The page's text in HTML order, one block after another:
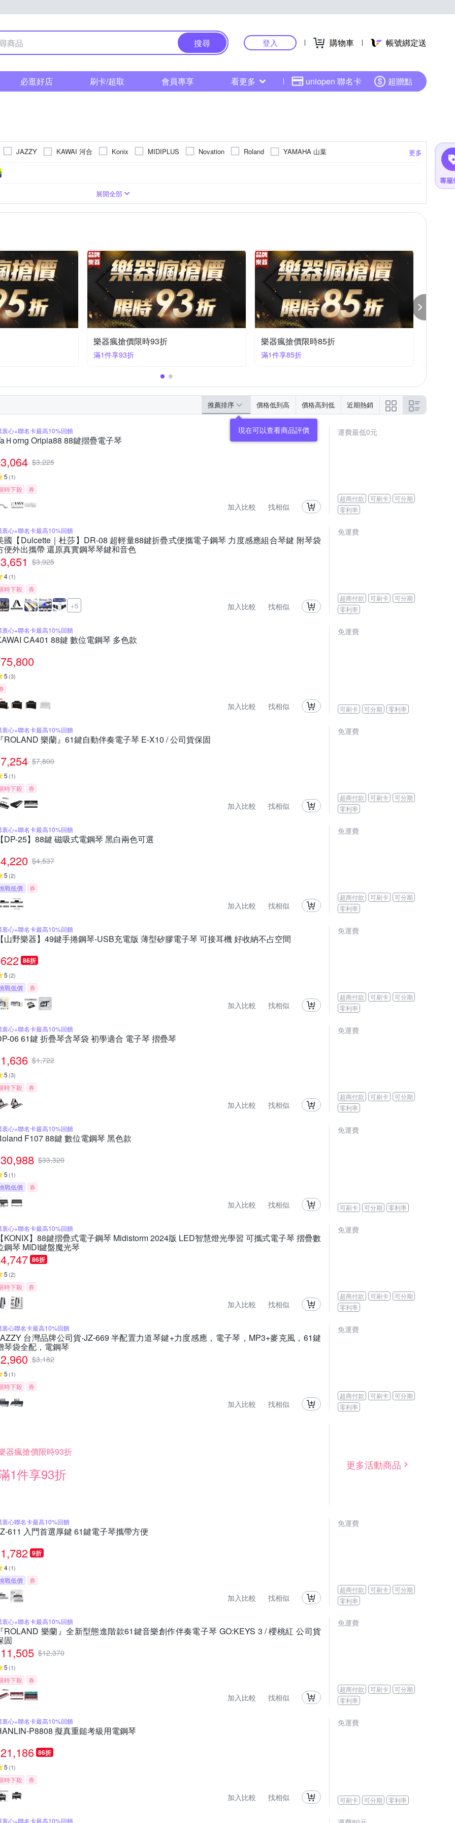
搜尋 登入 購物車 帳號綁定送
必逛好店 刷卡/超取 會員專享 看更多 uniopen 聯名卡 超贈點
更多
JAZZY KAWAI 河合 Konix MIDIPLUS Novation Roland
YAMAHA 山葉
展開全部
樂器瘋搶價限時95折
滿1件享95折
樂器瘋搶價限時9折
滿1件享9折
推薦排序 價格低到高 價格高到低 近期熱銷
衷心+聯名卡最高10%回饋
Ｈorng Oripia88 88鍵摺疊電子琴
3,064 $3,225
5 (1)
時下殺 券
加入比較 找相似
運費最低0元
超商付款 可刷卡
可分期
零利率
衷心+聯名卡最高10%回饋
國【Dulcette｜杜莎】DR-08 超輕量88鍵折疊式便攜電子鋼琴 力度感應組合琴鍵 附琴袋
便外出攜帶 還原真實鋼琴琴鍵和音色
3,651 $3,925
4(1)
時下殺 券
+5 加入比較 找相似
免運費
超商付款 可刷卡
可分期
零利率
衷心+聯名卡最高10%回饋
CA401 88鍵 數位電鋼琴 多色款
75,800
5 (3)
加入比較 找相似
免運費
可刷卡 可分期 零利率
衷心+聯名卡最高10%回饋
ROLAND 樂蘭』61鍵自動伴奏電子琴 E-X10 / 公司貨保固
7,254 $7,800
5 (1)
時下殺 券
加入比較 找相似
免運費
超商付款 可刷卡
可分期
零利率
衷心+聯名卡最高10%回饋
DP-25】88鍵 磁吸式電鋼琴 黑白兩色可選
4,220 $4,537
5 (2)
戰低價 券
加入比較 找相似
免運費
超商付款 可刷卡
可分期
零利率
衷心+聯名卡最高10%回饋
山野樂器】49鍵手捲鋼琴-USB充電版 薄型矽膠電子琴 可接耳機 好收納不占空間
622 86折
5 (2)
戰低價 券
加入比較 找相似
免運費
超商付款 可刷卡
可分期
零利率
衷心+聯名卡最高10%回饋
06 61鍵 折疊琴含琴袋 初學適合 電子琴 摺疊琴
1,636 $1,722
5 (3)
時下殺 券
加入比較 找相似
免運費
超商付款 可刷卡
可分期
零利率
衷心+聯名卡最高10%回饋
F107 88鍵 數位電鋼琴 黑色款
30,988 $33,320
5 (1)
戰低價 券
加入比較 找相似
免運費
可刷卡 可分期 零利率
衷心+聯名卡最高10%回饋
KONIX】88鍵摺疊式電子鋼琴 Midistorm 2024版 LED智慧燈光學習 可攜式電子琴 摺疊數
鋼琴 MIDI鍵盤魔光琴
4,747 86折
5 (2)
時下殺 券
加入比較 找相似
免運費
超商付款 可刷卡
可分期
零利率
衷心聯名卡最高10%回饋
台灣品牌公司貨‧JZ-669 半配置力道琴鍵+力度感應，電子琴，MP3+麥克風，61鍵
琴袋全配，電鋼琴
2,960 $3,182
5 (1)
時下殺 券
加入比較 找相似
免運費
超商付款 可刷卡
可分期
零利率
器瘋搶價限時93折
1件享93折
更多活動商品
衷心聯名卡最高10%回饋
611 入門首選厚鍵 61鍵電子琴攜帶方便
1,782 9折
4(1)
戰低價 券
加入比較 找相似
免運費
超商付款 可刷卡
可分期
零利率
衷心+聯名卡最高10%回饋
ROLAND 樂蘭』全新型態進階款61鍵音樂創作伴奏電子琴 GO:KEYS 3 / 櫻桃紅 公司貨
固
11,505 $12,370
5 (1)
時下殺 券
加入比較 找相似
免運費
超商付款 可刷卡
可分期
零利率
衷心+聯名卡最高10%回饋
P8808 擬真重鎚考級用電鋼琴
21,186 86折
5 (1)
時下殺 券
加入比較 找相似
免運費
可刷卡 可分期 零利率
衷心+聯名卡最高10%回饋